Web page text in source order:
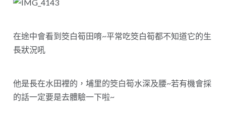
在途中會看到筊白筍田唷~平常吃筊白筍都不知道它的生
長狀況吼
他是長在水田裡的，埔里的筊白筍水深及腰~若有機會採
的話一定要是去體驗一下啦~